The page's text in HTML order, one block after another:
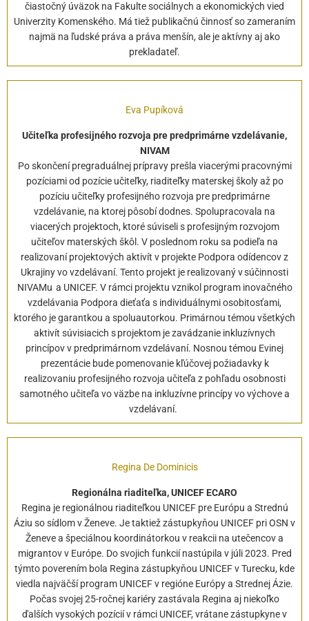
čiastočný úväzok na Fakulte sociálnych a ekonomických vied
Univerzity Komenského. Má tiež publikačnú činnosť so zameraním
najmä na ľudské práva a práva menšín, ale je aktívny aj ako
prekladateľ.
Eva Pupíková
Učiteľka profesijného rozvoja pre predprimárne vzdelávanie,
NIVAM
Po skončení pregraduálnej prípravy prešla viacerými pracovnými
pozíciami od pozície učiteľky, riaditeľky materskej školy až po
pozíciu učiteľky profesijného rozvoja pre predprimárne
vzdelávanie, na ktorej pôsobí dodnes. Spolupracovala na
viacerých projektoch, ktoré súviseli s profesijným rozvojom
učiteľov materských škôl. V poslednom roku sa podieľa na
realizovaní projektových aktivít v projekte Podpora odídencov z
Ukrajiny vo vzdelávaní. Tento projekt je realizovaný v súčinnosti
NIVAMu a UNICEF. V rámci projektu vznikol program inovačného
vzdelávania Podpora dieťaťa s individuálnymi osobitosťami,
ktorého je garantkou a spoluautorkou. Primárnou témou všetkých
aktivít súvisiacich s projektom je zavádzanie inkluzívnych
princípov v predprimárnom vzdelávaní. Nosnou témou Evinej
prezentácie bude pomenovanie kľúčovej požiadavky k
realizovaniu profesijného rozvoja učiteľa z pohľadu osobnosti
samotného učiteľa vo väzbe na inkluzívne princípy vo výchove a
vzdelávaní.
Regina De Dominicis
Regionálna riaditeľka, UNICEF ECARO
Regina je regionálnou riaditeľkou UNICEF pre Európu a Strednú
Áziu so sídlom v Ženeve. Je taktiež zástupkyňou UNICEF pri OSN v
Ženeve a špeciálnou koordinátorkou v reakcii na utečencov a
migrantov v Európe. Do svojich funkcií nastúpila v júli 2023. Pred
týmto poverením bola Regina zástupkyňou UNICEF v Turecku, kde
viedla najväčší program UNICEF v regióne Európy a Strednej Ázie.
Počas svojej 25-ročnej kariéry zastávala Regina aj niekoľko
ďalších vysokých pozícií v rámci UNICEF, vrátane zástupkyne v